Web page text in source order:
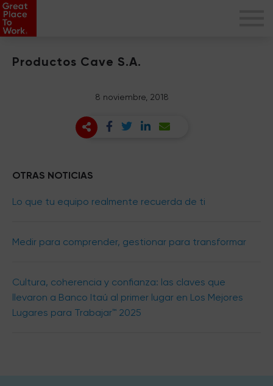
Productos Cave S.A.
8 noviembre, 2018
OTRAS NOTICIAS
Lo que tu equipo realmente recuerda de ti
Medir para comprender, gestionar para transformar
Cultura, coherencia y confianza: las claves que
llevaron a Banco Itaú al primer lugar en Los Mejores
Lugares para Trabajar™ 2025